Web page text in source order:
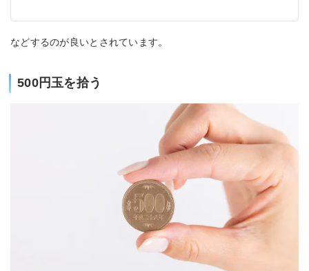
などするのが良いとされています。
500円玉を拾う